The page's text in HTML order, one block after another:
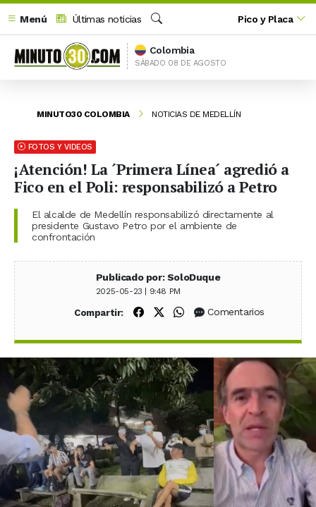
Menú
Últimas noticias
Buscar
Pico y Placa
Colombia
SÁBADO 08 DE AGOSTO
MINUTO30 COLOMBIA NOTICIAS DE MEDELLÍN
FOTOS Y VIDEOS
¡Atención! La ´Primera Línea´ agredió a
Fico en el Poli: responsabilizó a Petro
El alcalde de Medellín responsabilizó directamente al
presidente Gustavo Petro por el ambiente de
confrontación
Publicado por: SoloDuque
2025-05-23 | 9:48 PM
Compartir: Compartir en Facebook
Compartir en X (Twitter)
Compartir en WhatsApp
Comentarios